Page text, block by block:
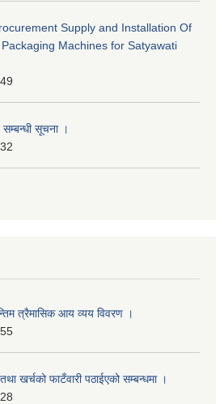
Supply and Installation Of
Machines for Satyawati
सम्बन्धी सूचना ।
त्रैमासिक आय व्यय विवरण ।
खर्चको फाटँवारी पठाईएको सम्बन्धमा ।